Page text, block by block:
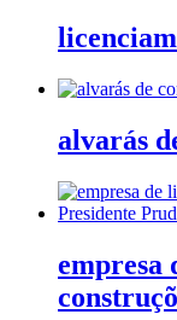
alvarás
empresa